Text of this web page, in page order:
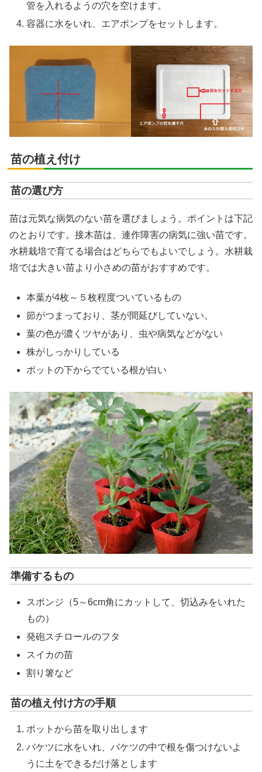
管を入れるようの穴を空けます。
容器に水をいれ、エアポンプをセットします。
苗の植え付け
苗の選び方
苗は元気な病気のない苗を選びましょう。ポイントは下記
のとおりです。接木苗は、連作障害の病気に強い苗です。
水耕栽培で育てる場合はどちらでもよいでしょう。水耕栽
培では大きい苗より小さめの苗がおすすめです。
本葉が4枚～５枚程度ついているもの
節がつまっており、茎が間延びしていない。
葉の色が濃くツヤがあり、虫や病気などがない
株がしっかりしている
ポットの下からでている根が白い
準備するもの
スポンジ（5～6cm角にカットして、切込みをいれた
もの）
発砲スチロールのフタ
スイカの苗
割り箸など
苗の植え付け方の手順
ポットから苗を取り出します
バケツに水をいれ、バケツの中で根を傷つけないよ
うに土をできるだけ落とします